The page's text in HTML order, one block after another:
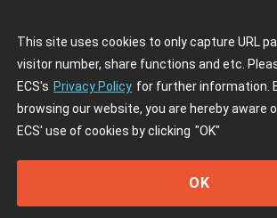
This site uses cookies to only capture URL
visitor number, share functions and etc.
ECS's Privacy Policy for further information.
browsing our website, you are hereby aware
ECS' use of cookies by clicking "OK"
OK